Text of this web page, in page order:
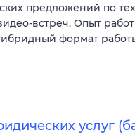
предложений по
встреч. Опыт
формат
услуг